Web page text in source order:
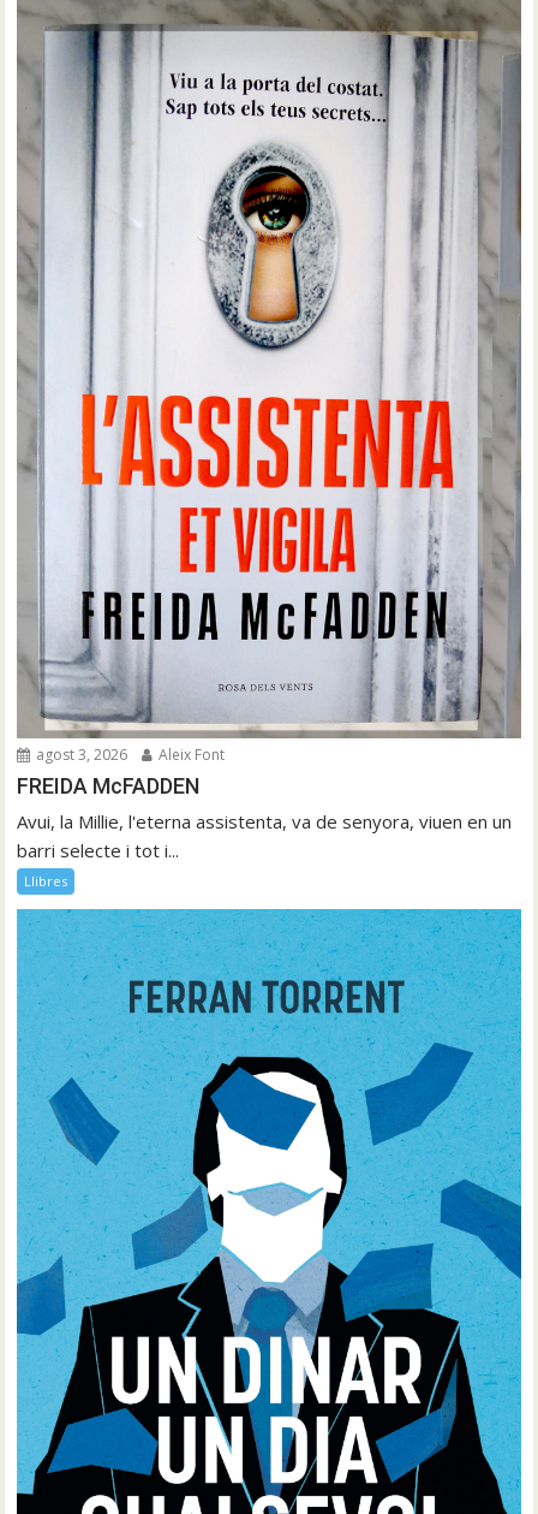
agost 3, 2026 Aleix Font
FREIDA McFADDEN
Avui, la Millie, l'eterna assistenta, va de senyora, viuen en un
barri selecte i tot i...
Llibres